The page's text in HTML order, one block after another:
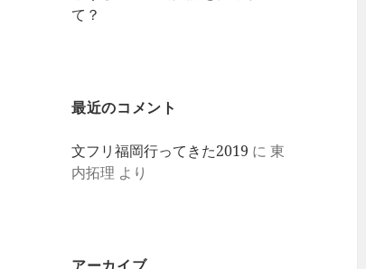
て？
最近のコメント
文フリ福岡行ってきた2019 に東
内拓理 より